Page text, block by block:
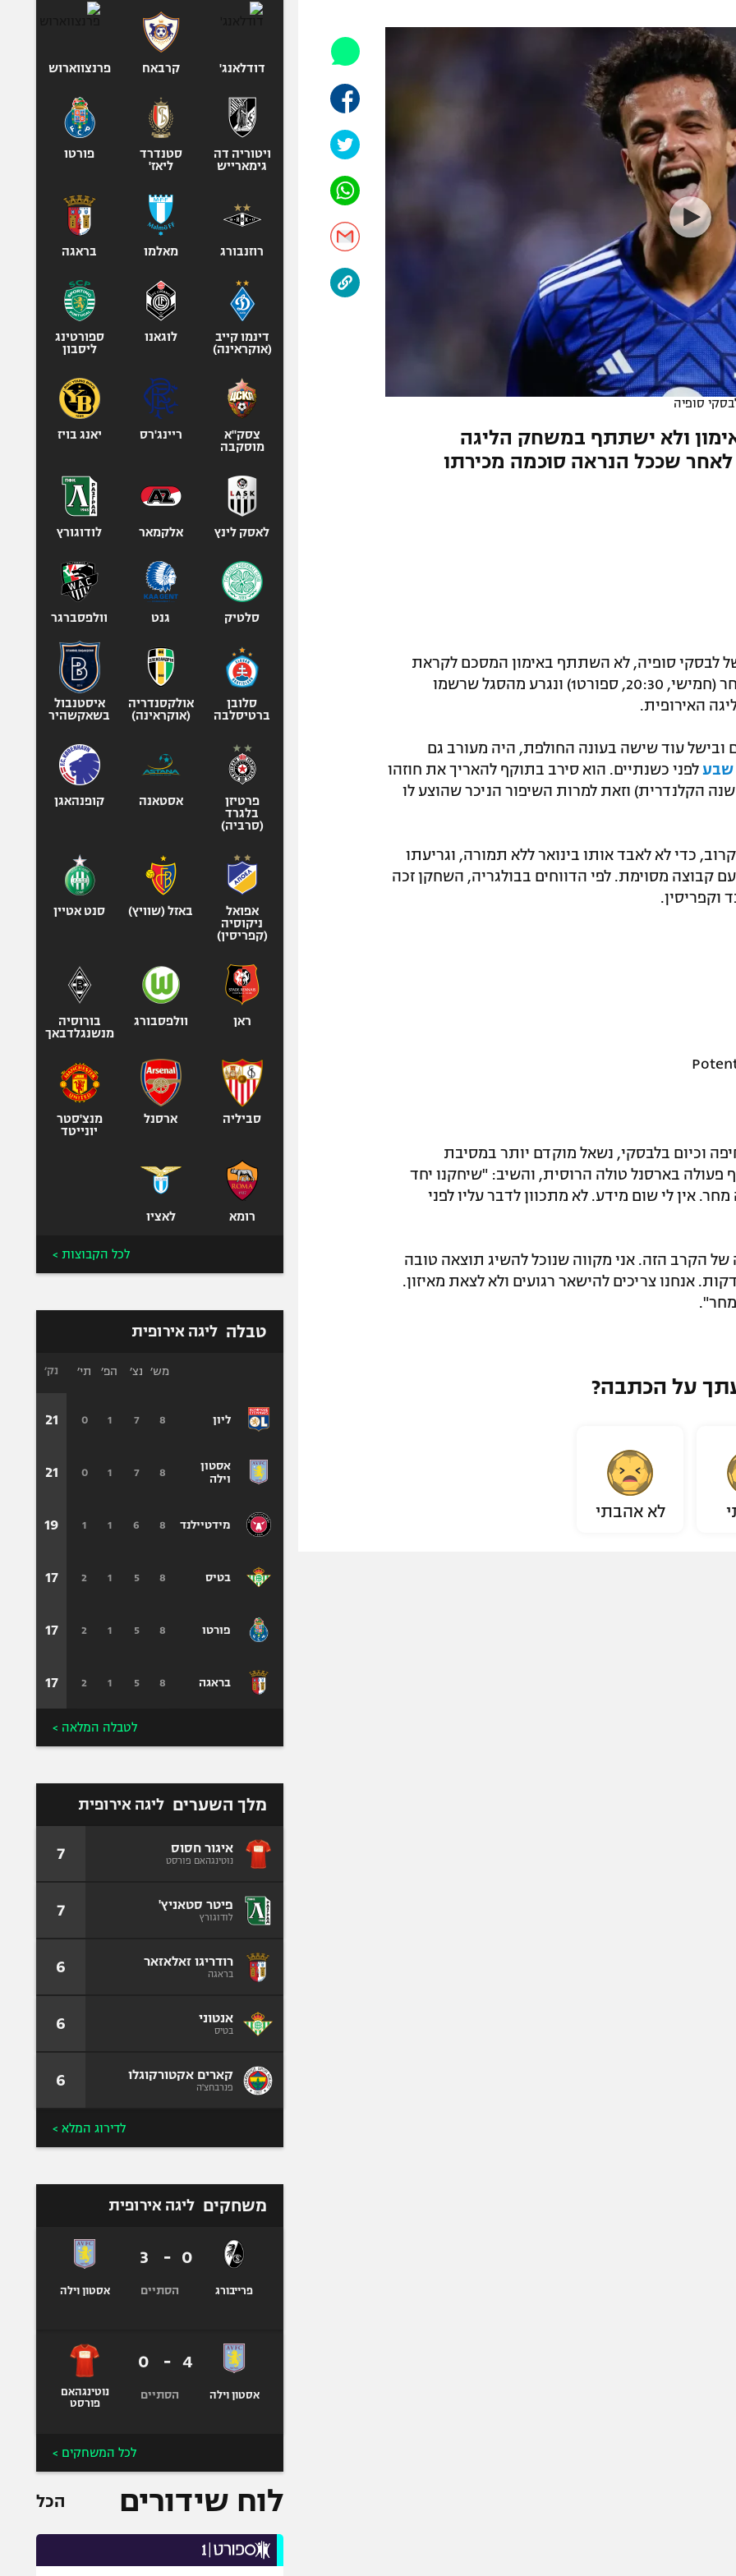
אביב
באר שבע
ליגה סינית
ליגה ברזילאית
ליגות נוספות
אופניים
ספורט מוטורי
כדורמים
פוטבול אמריקאי NFL
בייסבול MLB
ספורט אתגרי
ואקסטרים
אומנויות לחימה
גיימינג E-Sports
סופיה
ולא ישתתף במשחק הליגה
לבסקי סופיה, לא השתתף באימון המסכם לקראת
מחר (חמישי, 20:30, ספורט1) ונגרע מהסגל שרשמו
האירופית.
שערים ובישל עוד שישה בעונה החולפת, היה מעורב גם
שבע לפני כשנתיים. הוא סירב בתוקף להאריך את חוזהו
הקלנדרית) וזאת למרות השיפור הניכר שהוצע לו
כדי לא לאבד אותו בינואר ללא תמורה, וגריעתו
קבוצה מסוימת. לפי הדווחים בבולגריה, השחקן זכה
וקפריסין.
וכיום בלבסקי, נשאל מוקדם יותר במסיבת
פעולה בארסנל טולה הרוסית, והשיב: "שיחקנו יחד
אין לי שום מידע. לא מתכוון לדבר עליו לפני
הקרב הזה. אני מקווה שנוכל להשיג תוצאה טובה
הקהל שידחוף אותנו לאורך כל 90 הדקות. אנחנו צריכים להישאר רגועים ולא לצאת מאיזון.
מחר".
על הכתבה?
לא אהבתי
דודלאנג' קרבאח פרנצווארוש
ויטוריה דה
גימארייש
סטנדרד
ליאז'
פורטו
רוזנבורג מאלמו בראגה
דינמו קייב
(אוקראינה)
לוגאנו
ספורטינג
ליסבון
צסק"א
מוסקבה
ריינג'רס יאנג בויז
לאסק לינץ אלקמאר לודוגורץ
סלטיק גנט וולפסברגר
סלובן
ברטיסלבה
אולקסנדריה
(אוקראינה)
איסטנבול
בשאקשהיר
פרטיזן
בלגרד
(סרביה)
אסטאנה קופנהאגן
אפואל
ניקוסיה
(קפריסין)
באזל (שוויץ) סנט אטיין
ראן וולפסבורג
בורוסיה
מנשנגלדבאך
סביליה ארסנל
מנצ'סטר
יונייטד
רומא לאציו
לכל הקבוצות >
טבלה ליגה אירופית
ליון
אסטון
וילה
מידטיילנד
בטיס
פורטו
בראגה
מש׳ נצ׳ הפ׳ תי׳
8
7
1
0
8
7
1
0
8
6
1
1
8
5
1
2
8
5
1
2
8
5
1
2
נק׳
21
21
19
17
17
17
לטבלה המלאה >
מלך השערים ליגה אירופית
איגור חסוס
נוטינגהאם פורסט 7
פיטר סטאניץ'
לודוגורץ 7
רודריגו זאלאזאר
בראגה 6
אנטוני
בטיס 6
קארים אקטורקוגלו
פנרבחצ'ה 6
לדירוג המלא >
משחקים ליגה אירופית
פרייבורג
0
-
3
הסתיים אסטון וילה
אסטון וילה
4
-
0
הסתיים
נוטינגהאם
פורסט
לכל המשחקים >
לוח שידורים הכל